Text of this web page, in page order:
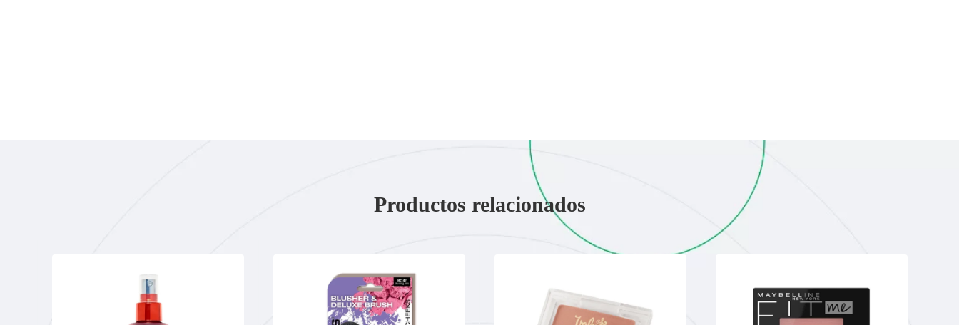
Productos relacionados